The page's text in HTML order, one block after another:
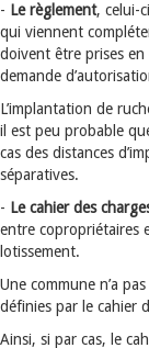
- Le règlement, celui-
qui viennent
doivent être prises en
demande
L’implantation de
il est peu probable
cas des distances
séparatives.
- Le cahier des
entre copropriétaires
lotissement.
Une commune n’a
définies par le cahier
Ainsi, si par cas, le